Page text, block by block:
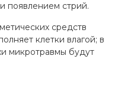
появлением стрий.
средств
клетки влагой; в
микротравмы будут